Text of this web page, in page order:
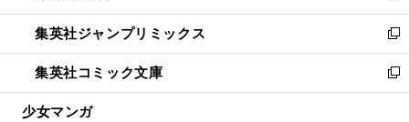
開
く
ウ
で
開
く
ン
ド
ウ
で
開
ウ
ィ
ン
ド
ウ
し
い
ウ
ィ
ン
集英社ジャンプリミックス
新
し
い
ウ
集英社コミック文庫
新
し
少女マンガ